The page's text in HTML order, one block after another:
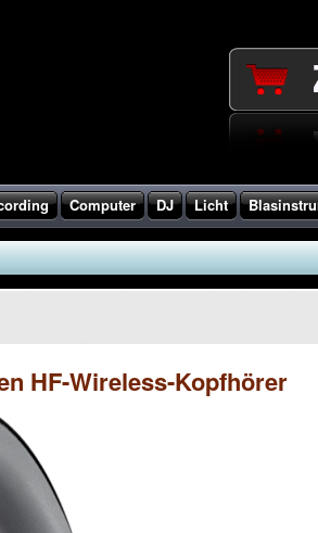
Computer DJ Licht
HF-Wireless-Kopfhörer